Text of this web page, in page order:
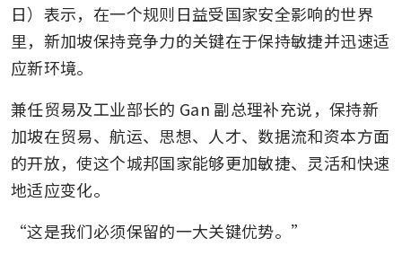
日）表示，在一个规则日益受国家安全影响的世界
里，新加坡保持竞争力的关键在于保持敏捷并迅速适
应新环境。
兼任贸易及工业部长的 Gan 副总理补充说，保持新
加坡在贸易、航运、思想、人才、数据流和资本方面
的开放，使这个城邦国家能够更加敏捷、灵活和快速
地适应变化。
“这是我们必须保留的一大关键优势。”